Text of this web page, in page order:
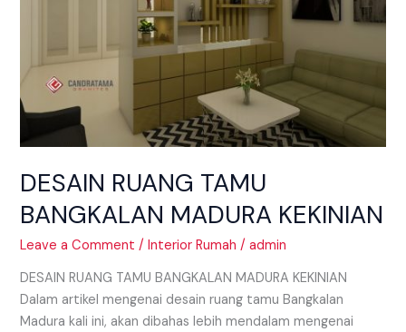
DESAIN RUANG TAMU
BANGKALAN MADURA KEKINIAN
Leave a Comment /Interior Rumah /admin
DESAIN RUANG TAMU BANGKALAN MADURA KEKINIAN
Dalam artikel mengenai desain ruang tamu Bangkalan
Madura kali ini, akan dibahas lebih mendalam mengenai